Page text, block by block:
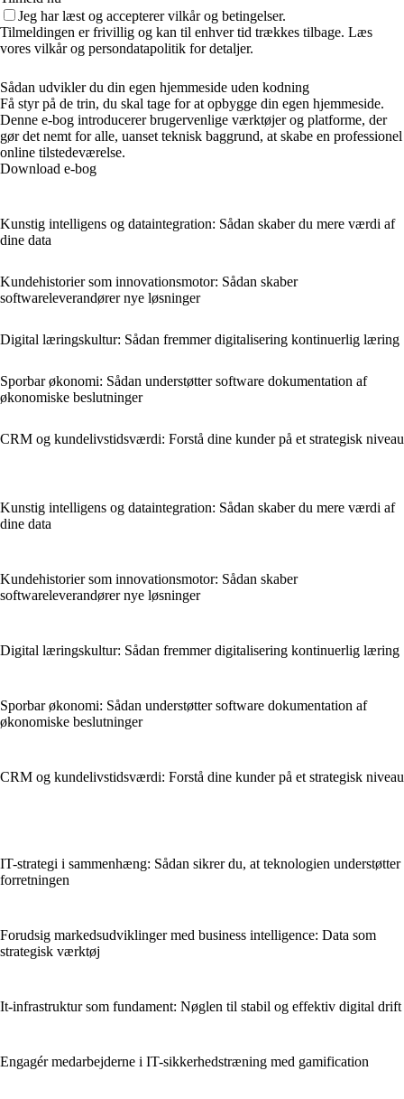
Jeg har læst og accepterer vilkår og betingelser.
Tilmeldingen er frivillig og kan til enhver tid trækkes tilbage. Læs
vores vilkår og persondatapolitik for detaljer.
Sådan udvikler du din egen hjemmeside uden kodning
Få styr på de trin, du skal tage for at opbygge din egen hjemmeside.
Denne e-bog introducerer brugervenlige værktøjer og platforme, der
gør det nemt for alle, uanset teknisk baggrund, at skabe en professionel
online tilstedeværelse.
Download e-bog
Kunstig intelligens og dataintegration: Sådan skaber du mere værdi af
dine data
Kundehistorier som innovationsmotor: Sådan skaber
softwareleverandører nye løsninger
Digital læringskultur: Sådan fremmer digitalisering kontinuerlig læring
Sporbar økonomi: Sådan understøtter software dokumentation af
økonomiske beslutninger
CRM og kundelivstidsværdi: Forstå dine kunder på et strategisk niveau
Kunstig intelligens og dataintegration: Sådan skaber du mere værdi af
dine data
Kundehistorier som innovationsmotor: Sådan skaber
softwareleverandører nye løsninger
Digital læringskultur: Sådan fremmer digitalisering kontinuerlig læring
Sporbar økonomi: Sådan understøtter software dokumentation af
økonomiske beslutninger
CRM og kundelivstidsværdi: Forstå dine kunder på et strategisk niveau
IT-strategi i sammenhæng: Sådan sikrer du, at teknologien understøtter
forretningen
Forudsig markedsudviklinger med business intelligence: Data som
strategisk værktøj
It-infrastruktur som fundament: Nøglen til stabil og effektiv digital drift
Engagér medarbejderne i IT-sikkerhedstræning med gamification